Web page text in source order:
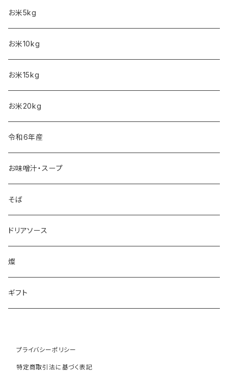
お米5kg
お米10kg
お米15kg
お米20kg
令和6年産
お味噌汁・スープ
そば
ドリアソース
燦
ギフト
プライバシーポリシー
特定商取引法に基づく表記